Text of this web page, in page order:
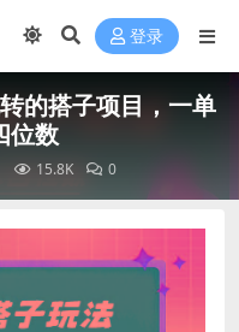
登录
的搭子项目，一单
位数
15.8K 0